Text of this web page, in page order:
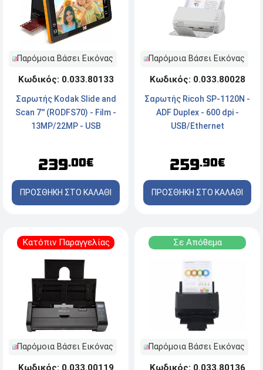
Παρόμοια Βάσει Εικόνας
Κωδικός: 0.033.80133
Σαρωτής Kodak Slide and
Scan 7'' (RODFS70) - Film -
13MP/22MP - USB
239.00€
ΠΡΟΣΘΗΚΗ ΣΤΟ ΚΑΛΑΘΙ
Παρόμοια Βάσει Εικόνας
Κωδικός: 0.033.80028
Σαρωτής Ricoh SP-1120N -
ADF Duplex - 600 dpi -
USB/Ethernet
259.90€
ΠΡΟΣΘΗΚΗ ΣΤΟ ΚΑΛΑΘΙ
Κατόπιν Παραγγελίας
Παρόμοια Βάσει Εικόνας
Κωδικός: 0.033.00119
Σε Απόθεμα
Παρόμοια Βάσει Εικόνας
Κωδικός: 0.033.80136